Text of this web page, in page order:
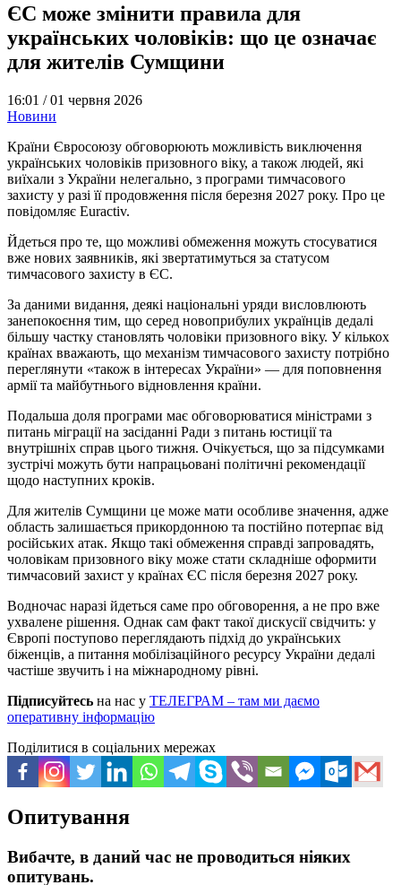
ЄС може змінити правила для
українських чоловіків: що це означає
для жителів Сумщини
16:01 /01 червня 2026
Новини
Країни Євросоюзу обговорюють можливість виключення
українських чоловіків призовного віку, а також людей, які
виїхали з України нелегально, з програми тимчасового
захисту у разі її продовження після березня 2027 року. Про це
повідомляє Euractiv.
Йдеться про те, що можливі обмеження можуть стосуватися
вже нових заявників, які звертатимуться за статусом
тимчасового захисту в ЄС.
За даними видання, деякі національні уряди висловлюють
занепокоєння тим, що серед новоприбулих українців дедалі
більшу частку становлять чоловіки призовного віку. У кількох
країнах вважають, що механізм тимчасового захисту потрібно
переглянути «також в інтересах України» — для поповнення
армії та майбутнього відновлення країни.
Подальша доля програми має обговорюватися міністрами з
питань міграції на засіданні Ради з питань юстиції та
внутрішніх справ цього тижня. Очікується, що за підсумками
зустрічі можуть бути напрацьовані політичні рекомендації
щодо наступних кроків.
Для жителів Сумщини це може мати особливе значення, адже
область залишається прикордонною та постійно потерпає від
російських атак. Якщо такі обмеження справді запровадять,
чоловікам призовного віку може стати складніше оформити
тимчасовий захист у країнах ЄС після березня 2027 року.
Водночас наразі йдеться саме про обговорення, а не про вже
ухвалене рішення. Однак сам факт такої дискусії свідчить: у
Європі поступово переглядають підхід до українських
біженців, а питання мобілізаційного ресурсу України дедалі
частіше звучить і на міжнародному рівні.
Підписуйтесь на нас у ТЕЛЕГРАМ – там ми даємо
оперативну інформацію
Поділитися в соціальних мережах
Опитування
Вибачте, в даний час не проводиться ніяких
опитувань.